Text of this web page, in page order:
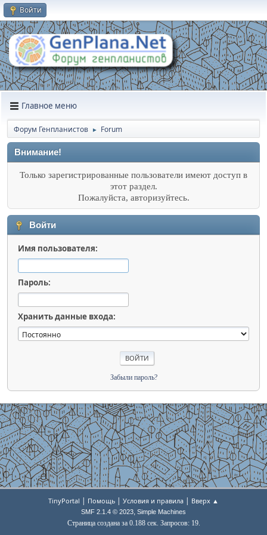
Войти
Главное меню
Форум Генпланистов ► Forum
Внимание!
Только зарегистрированные пользователи имеют доступ в
этот раздел.
Пожалуйста, авторизуйтесь.
Войти
Имя пользователя:
Пароль:
Хранить данные входа:
Забыли пароль?
TinyPortal | Помощь | Условия и правила | Вверх ▲
SMF 2.1.4 © 2023, Simple Machines
Страница создана за 0.188 сек. Запросов: 19.